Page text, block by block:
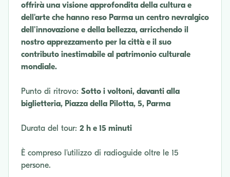
offrirà una visione approfondita della cultura e
dell'arte che hanno reso Parma un centro nevralgico
dell'innovazione e della bellezza, arricchendo il
nostro apprezzamento per la città e il suo
contributo inestimabile al patrimonio culturale
mondiale.
Punto di ritrovo: Sotto i voltoni, davanti alla
biglietteria, Piazza della Pilotta, 5, Parma
Durata del tour: 2 h e 15 minuti
È compreso l'utilizzo di radioguide oltre le 15
persone.